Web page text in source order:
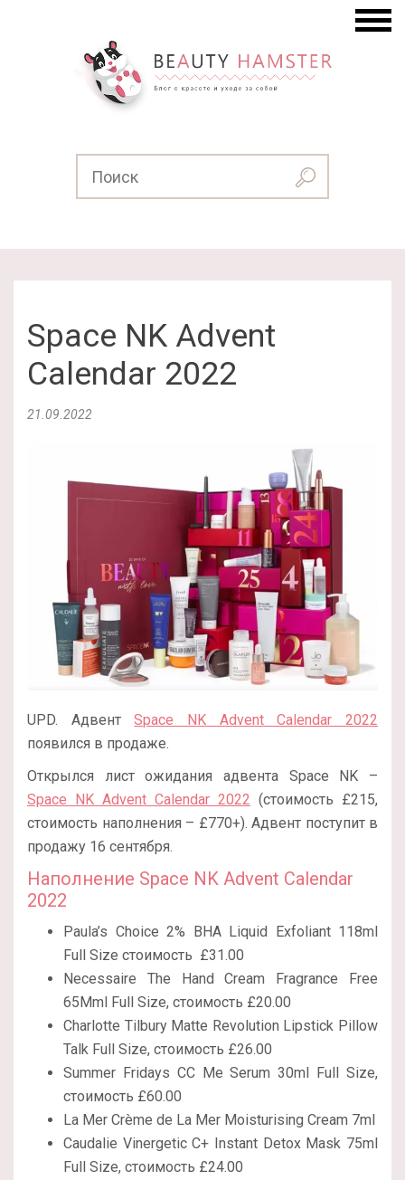
Space NK Advent
Calendar 2022
21.09.2022
UPD. АдвентSpace NK Advent Calendar 2022
появился в продаже.
Открылся лист ожидания адвента Space NK –
Space NK Advent Calendar 2022 (стоимость £215,
стоимость наполнения – £770+). Адвент поступит в
продажу 16 сентября.
Наполнение Space NK Advent Calendar
2022
Paula’s Choice 2% BHA Liquid Exfoliant 118ml
Full Size стоимость £31.00
Necessaire The Hand Cream Fragrance Free
65Mml Full Size, стоимость £20.00
Charlotte Tilbury Matte Revolution Lipstick Pillow
Talk Full Size, стоимость £26.00
Summer Fridays CC Me Serum 30ml Full Size,
стоимость £60.00
La Mer Crème de La Mer Moisturising Cream 7ml
Caudalie Vinergetic C+ Instant Detox Mask 75ml
Full Size, стоимость £24.00